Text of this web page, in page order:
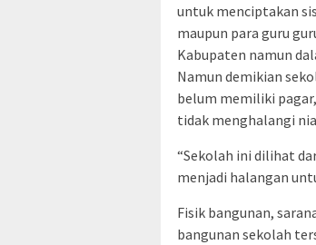
untuk menciptakan
maupun para guru
Kabupaten namun
Namun demikian
belum memiliki
tidak menghalangi
“Sekolah ini dilihat
menjadi halangan
Fisik bangunan,
bangunan sekolah